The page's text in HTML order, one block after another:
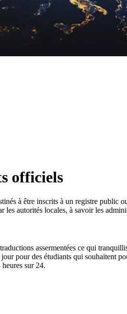
officiels
à être inscrits à un registre
autorités locales, à savoir les
assermentées ce qui
pour des étudiants qui souhaitent
sur 24.